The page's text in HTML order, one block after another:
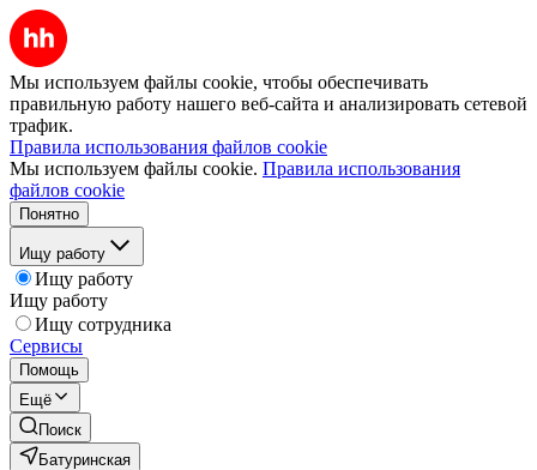
Мы используем файлы cookie, чтобы обеспечивать
правильную работу нашего веб-сайта и анализировать сетевой
трафик.
Правила использования файлов cookie
Мы используем файлы cookie. Правила использования
файлов cookie
Понятно
Ищу работу
Ищу работу
Ищу работу
Ищу сотрудника
Сервисы
Помощь
Ещё
Поиск
Батуринская